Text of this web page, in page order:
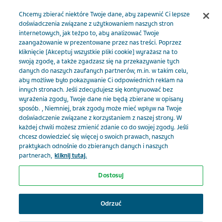
Menu
TevaMed PL Artykuły
Polineuropatia u pacjentów z rakiem
piersi i rakiem jelita grubego
Polineuropatia u pacjentów
z rakiem piersi i rakiem
jelita grubego
Wybierz swoją specjalizację, żeby
otrzymywać spersonalizowane
Chcemy zbierać niektóre Twoje dane, aby zapewnić Ci lepsze
doświadczenia związane z użytkowaniem naszych stron
internetowych, jak teżpo to, aby analizować Twoje
zaangażowanie w prezentowane przez nas treści. Poprzez
kliknięcie [Akceptuj wszystkie pliki cookie] wyrażasz na to
swoją zgodę, a także zgadzasz się na przekazywanie tych
danych do naszych zaufanych partnerów, m.in. w takim celu,
aby możliwe było pokazywanie Ci odpowiednich reklam na
innych stronach. Jeśli zdecydujesz się kontynuować bez
wyrażenia zgody, Twoje dane nie będą zbierane w opisany
sposób. , Niemniej, brak zgody może mieć wpływ na Twoje
doświadczenie związane z korzystaniem z naszej strony. W
każdej chwili możesz zmienić zdanie co do swojej zgody. Jeśli
chcesz dowiedzieć się więcej o swoich prawach, naszych
praktykach odnośnie do zbieranych danych i naszych
partnerach, kliknij tutaj.
Dostosuj
Odrzuć